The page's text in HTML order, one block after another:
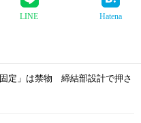
LINE Hatena
固定」は禁物 締結部設計で押さ